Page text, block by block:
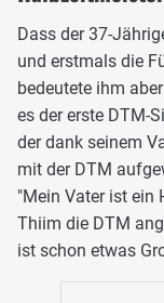
Dass der 37-
und erstmals die
bedeutete ihm
es der erste DTM-
der dank seinem
mit der DTM
"Mein Vater ist ein
Thiim die DTM
ist schon etwas